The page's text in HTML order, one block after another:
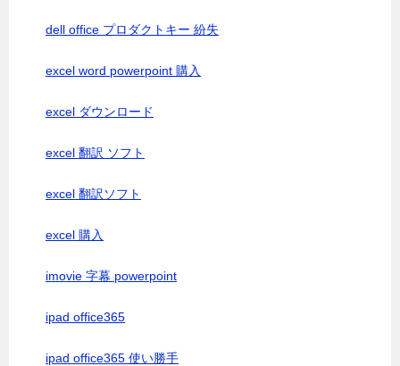
dell office プロダクトキー 紛失
excel word powerpoint 購入
excel ダウンロード
excel 翻訳 ソフト
excel 翻訳ソフト
excel 購入
imovie 字幕 powerpoint
ipad office365
ipad office365 使い勝手